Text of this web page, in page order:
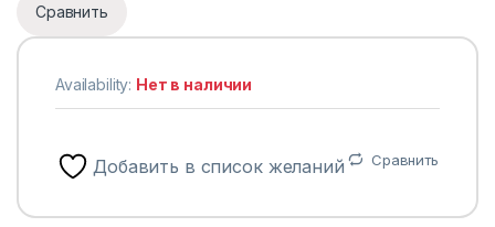
Сравнить
Availability: Нет в наличии
Добавить в список желаний Сравнить